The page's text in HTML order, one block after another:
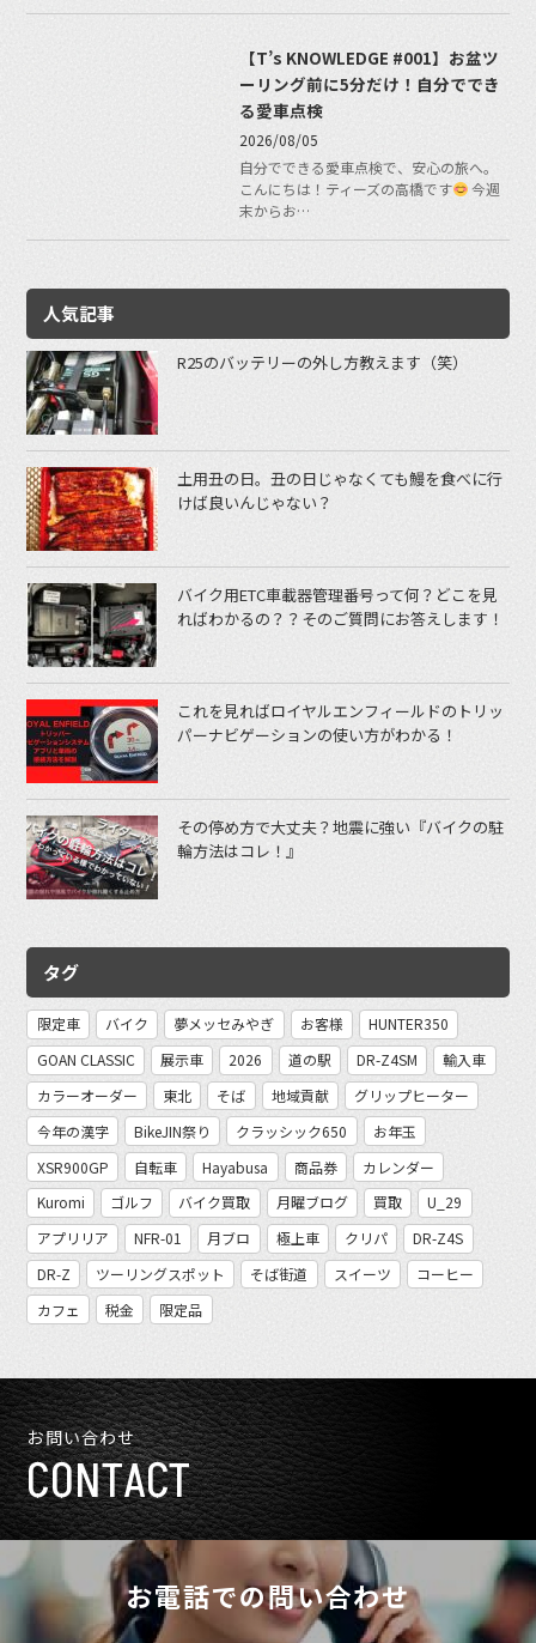
【T’s KNOWLEDGE #001】お盆ツ
ーリング前に5分だけ！自分ででき
る愛車点検
2026/08/05
自分でできる愛車点検で、安心の旅へ。
こんにちは！ティーズの高橋です
今週
末からお…
人気記事
R25のバッテリーの外し方教えます（笑）
土用丑の日。丑の日じゃなくても鰻を食べに行
けば良いんじゃない？
バイク用ETC車載器管理番号って何？どこを見
ればわかるの？？そのご質問にお答えします！
これを見ればロイヤルエンフィールドのトリッ
パーナビゲーションの使い方がわかる！
その停め方で大丈夫？地震に強い『バイクの駐
輪方法はコレ！』
タグ
限定車 バイク 夢メッセみやぎ お客様
HUNTER350
GOAN CLASSIC
展示車 2026 道の駅 DR-Z4SM
輸入車
カラーオーダー
東北 そば 地域貢献
グリップヒーター
今年の漢字
BikeJIN祭り クラッシック650
お年玉
XSR900GP
自転車 Hayabusa 商品券
カレンダー
Kuromi
ゴルフ バイク買取 月曜ブログ 買取
U_29
アプリリア
NFR-01 月ブロ 極上車 クリパ
DR-Z4S
DR-Z
ツーリングスポット そば街道 スイーツ
コーヒー
カフェ
税金 限定品
お問い合わせ
CONTACT
お電話での問い合わせ